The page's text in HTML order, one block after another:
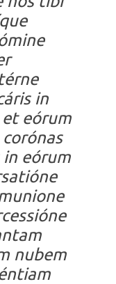
in
eórum
eórum
nubem